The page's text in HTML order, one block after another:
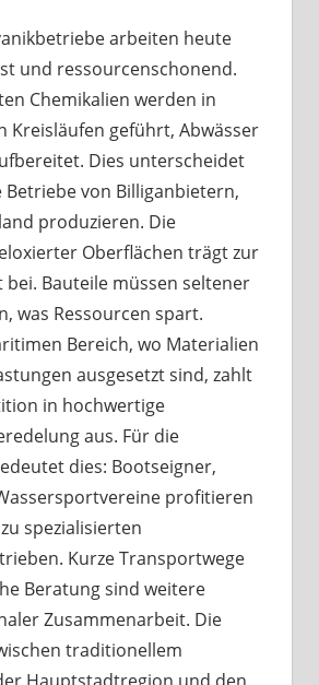
arbeiten heute
und ressourcenschonend.
Chemikalien werden in
Kreisläufen geführt, Abwässer
Dies unterscheidet
von Billiganbietern,
produzieren. Die
Oberflächen trägt zur
bei. Bauteile müssen seltener
was Ressourcen spart.
Bereich, wo Materialien
ausgesetzt sind, zahlt
in hochwertige
aus. Für die
dies: Bootseigner,
profitieren
spezialisierten
Kurze Transportwege
Beratung sind weitere
Zusammenarbeit. Die
traditionellem